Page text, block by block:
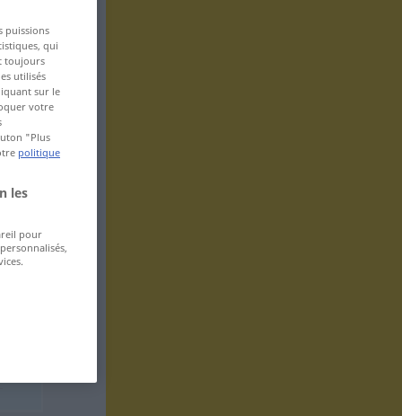
puissions
qui
toujours
utilisés
sur le
votre
"Plus
politique
les
pour